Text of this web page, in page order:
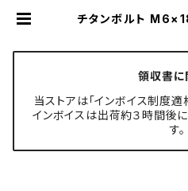
チタンボルト
-MASTER ボ
領収書に
当ストアは「インボイス制度適
インボイスは出荷約３時間後
す。